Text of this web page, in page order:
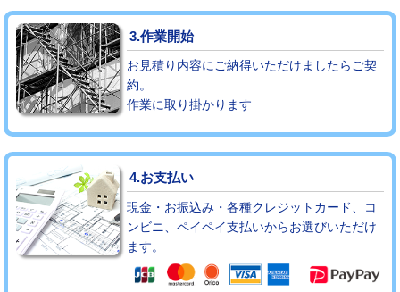
3.作業開始
お見積り内容にご納得いただけましたらご契
約。
作業に取り掛かります
4.お支払い
現金・お振込み・各種クレジットカード、コ
ンビニ、ペイペイ支払いからお選びいただけ
ます。